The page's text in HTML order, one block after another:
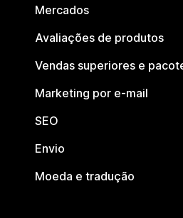
Mercados
Avaliações de produtos
Vendas superiores e
Marketing por e-mail
SEO
Envio
Moeda e tradução